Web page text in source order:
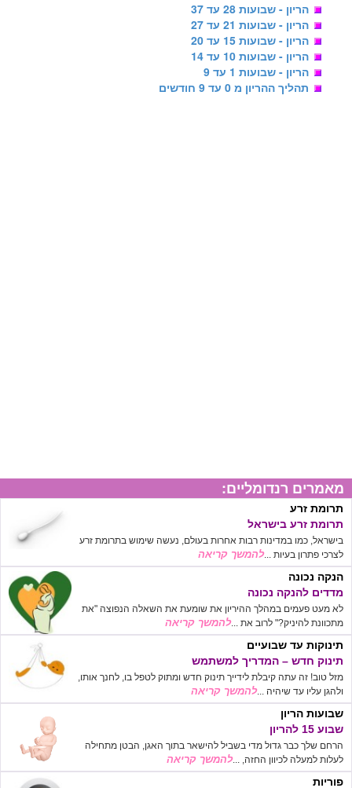
הריון - שבועות 28 עד 37
הריון - שבועות 21 עד 27
הריון - שבועות 15 עד 20
הריון - שבועות 10 עד 14
הריון - שבועות 1 עד 9
תהליך ההריון מ 0 עד 9 חודשים
מאמרים רנדומליים:
תרומת זרע
תרומת זרע בישראל
בישראל, כמו במדינות רבות אחרות בעולם, נעשה שימוש בתרומת זרע
לצרכי פתרון בעיות ...להמשך קריאה
הנקה נכונה
מדדים להנקה נכונה
לא מעט פעמים במהלך ההיריון את שומעת את השאלה הנפוצה "את
מתכוונת להיניק?" לרוב את ...להמשך קריאה
תינוקות עד שבועיים
תינוק חדש – המדריך למשתמש
מזל טוב! זה עתה קיבלת לידייך תינוק חדש ומתוק לטפל בו, לחנך אותו,
ולהגן עליו עד שיהיה ...להמשך קריאה
שבועות הריון
שבוע 15 להריון
הרחם שלך כבר גדול מדי בשביל להישאר בתוך האגן, הבטן מתחילה
לעלות למעלה לכיוון החזה, ...להמשך קריאה
פוריות